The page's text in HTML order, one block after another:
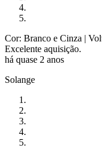
Cor: Branco e Cinza |
Excelente aquisição.
há quase 2 anos
Solange